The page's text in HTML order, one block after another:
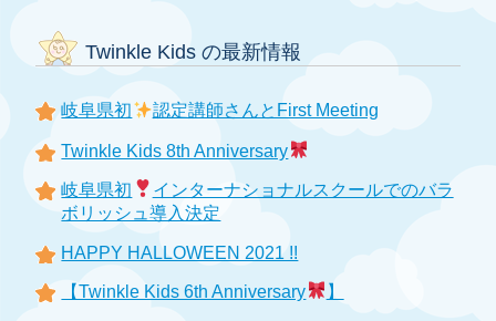
Twinkle Kids の最新情報
岐阜県初 認定講師さんとFirst Meeting
Twinkle Kids 8th Anniversary
岐阜県初
インターナショナルスクールでのバラ
ボリッシュ導入決定
HAPPY HALLOWEEN 2021 !!
【Twinkle Kids 6th Anniversary 】